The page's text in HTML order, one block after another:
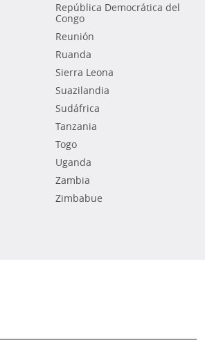
República Democrática del
Congo
Reunión
Ruanda
Sierra Leona
Suazilandia
Sudáfrica
Tanzania
Togo
Uganda
Zambia
Zimbabue